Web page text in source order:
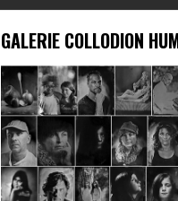
GALERIE COLLODION